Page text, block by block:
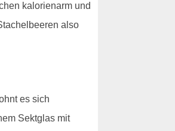
kalorienarm und
also
es sich
Sektglas mit